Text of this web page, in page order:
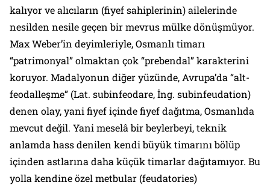
kalıyor ve alıcıların (fiyef sahiplerinin) ailelerinde
nesilden nesile geçen bir mevrus mülke dönüşmüyor.
Max Weber’in deyimleriyle, Osmanlı timarı
“patrimonyal” olmaktan çok “prebendal” karakterini
koruyor. Madalyonun diğer yüzünde, Avrupa’da “alt-
feodalleşme” (Lat. subinfeodare, İng. subinfeudation)
denen olay, yani fiyef içinde fiyef dağıtma, Osmanlıda
mevcut değil. Yani meselâ bir beylerbeyi, teknik
anlamda hassdenilen kendi büyük timarını bölüp
içinden astlarına daha küçük timarlar dağıtamıyor. Bu
yolla kendine özel metbular (feudatories)